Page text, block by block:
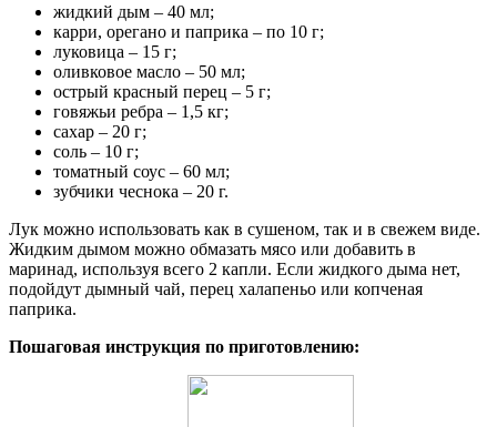
жидкий дым – 40 мл;
карри, орегано и паприка – по 10 г;
луковица – 15 г;
оливковое масло – 50 мл;
острый красный перец – 5 г;
говяжьи ребра – 1,5 кг;
сахар – 20 г;
соль – 10 г;
томатный соус – 60 мл;
зубчики чеснока – 20 г.
Лук можно использовать как в сушеном, так и в свежем виде.
Жидким дымом можно обмазать мясо или добавить в
маринад, используя всего 2 капли. Если жидкого дыма нет,
подойдут дымный чай, перец халапеньо или копченая
паприка.
Пошаговая инструкция по приготовлению: